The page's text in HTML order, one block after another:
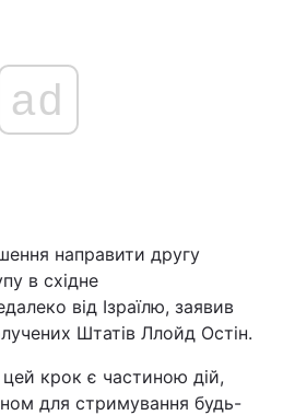
Політика
Світ
Наука
ad
направити другу
в східне
від Ізраїлю, заявив
Штатів Ллойд Остін.
крок є частиною дій,
для стримування будь-